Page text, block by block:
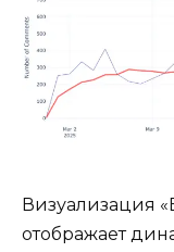
Визуализация
отображает